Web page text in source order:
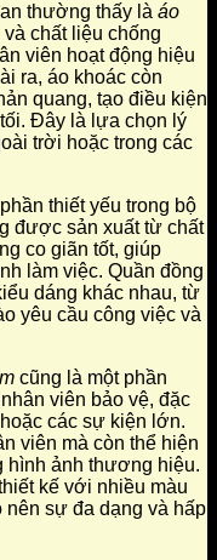
thường thấy là áo
chất liệu chống
viên hoạt động hiệu
ra, áo khoác còn
quang, tạo điều kiện
Đây là lựa chọn lý
trời hoặc trong các
thiết yếu trong bộ
được sản xuất từ chất
co giãn tốt, giúp
làm việc. Quần đồng
dáng khác nhau, từ
yêu cầu công việc và
cũng là một phần
viên bảo vệ, đặc
các sự kiện lớn.
viên mà còn thể hiện
hình ảnh thương hiệu.
kế với nhiều màu
nên sự đa dạng và hấp